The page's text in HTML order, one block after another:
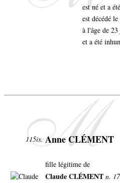
est né et a
est décédé
à l'âge de
et a été
115ix. Anne CLÉMENT
fille légitime de
Claude CLÉMENT n.